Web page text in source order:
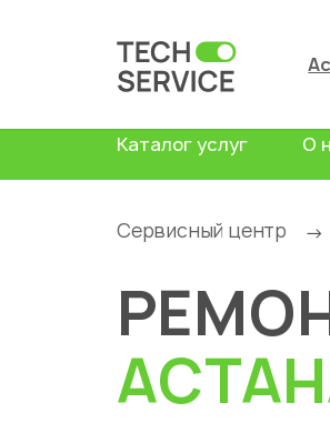
Каталог услуг О
Сервисный центр →